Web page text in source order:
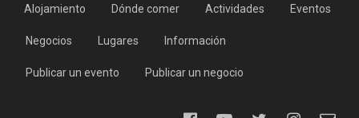
Alojamiento Dónde comer Actividades Eventos
Negocios Lugares Información
Publicar un evento Publicar un negocio